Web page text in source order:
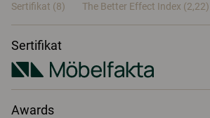
Sertifikat (8) The Better Effect Index (2,22)
Sertifikat
Awards